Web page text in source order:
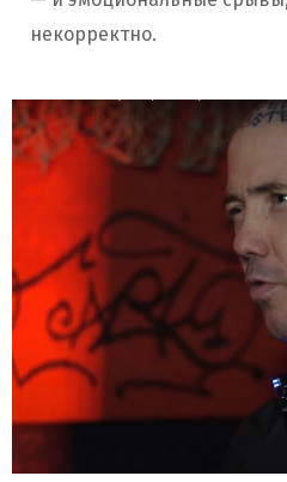
некорректно.